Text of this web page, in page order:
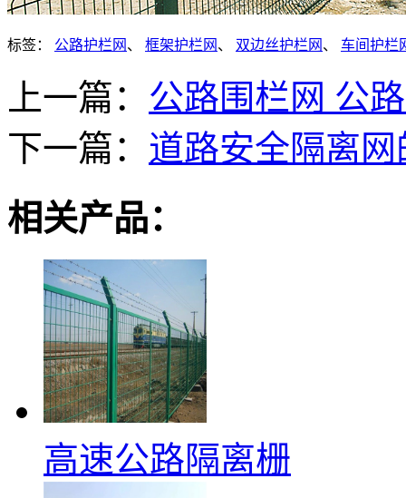
标签： 公路护栏网 、 框架护栏网 、 双边丝护栏网 、 车间护栏
上一篇： 公路围栏网 公
下一篇： 道路安全隔离
相关产品：
高速公路隔离栅